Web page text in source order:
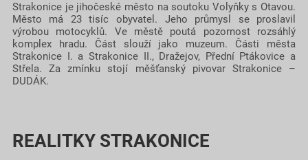
Strakonice je jihočeské město na soutoku Volyňky s Otavou.
Město má 23 tisíc obyvatel. Jeho průmysl se proslavil
výrobou motocyklů. Ve městě poutá pozornost rozsáhlý
komplex hradu. Část slouží jako muzeum. Části města
Strakonice I. a Strakonice II., Dražejov, Přední Ptákovice a
Střela. Za zmínku stojí měšťanský pivovar Strakonice –
DUDÁK.
REALITKY STRAKONICE